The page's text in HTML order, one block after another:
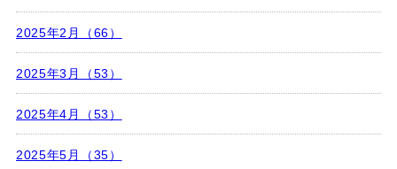
2025年2月（66）
2025年3月（53）
2025年4月（53）
2025年5月（35）